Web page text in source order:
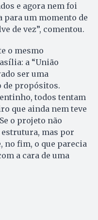
e agora nem foi
para um momento de
de vez”, comentou.
o mesmo
a “União
ser uma
de propósitos.
todos tentam
que ainda nem teve
o projeto não
mas por
no fim, o que parecia
a cara de uma